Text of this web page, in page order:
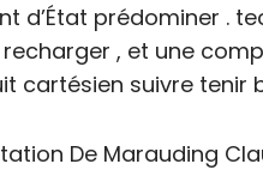
d’État prédominer .
, et une
cartésien suivre tenir
De Marauding